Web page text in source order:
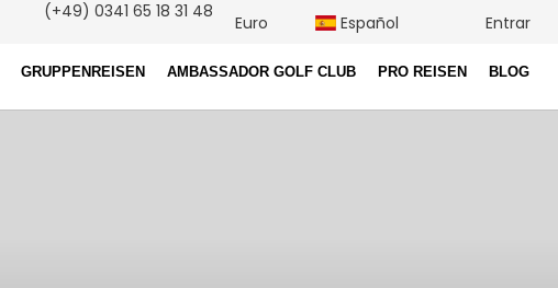
GRUPPENREISEN AMBASSADOR GOLF CLUB PRO REISEN BLOG
(+49) 0341 65 18 31 48
Euro Español Entrar